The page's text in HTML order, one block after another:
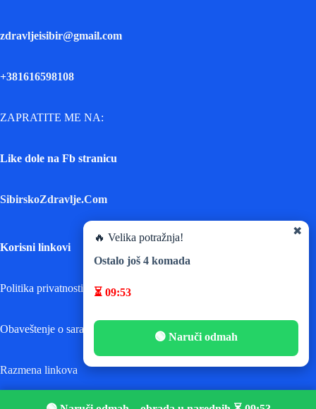
zdravljeisibir@gmail.com
+381616598108
ZAPRATITE ME NA:
Like dole na Fb stranicu
SibirskoZdravlje.Com
Korisni linkovi
Politika privatnosti
Obaveštenje o saradnji
Razmena linkova
✖
🔥 Velika potražnja!
Ostalo još 4 komada
⏳ 09:53
🟢 Naruči odmah